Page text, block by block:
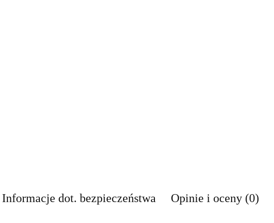
Informacje dot. bezpieczeństwa Opinie i oceny (0)